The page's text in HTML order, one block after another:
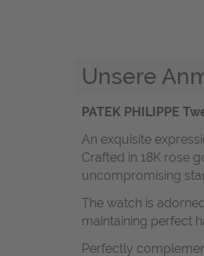
Unsere
PATEK PHILIPPE
An exquisite
Crafted in 18K rose
uncompromising
The watch is
maintaining perfect
Perfectly